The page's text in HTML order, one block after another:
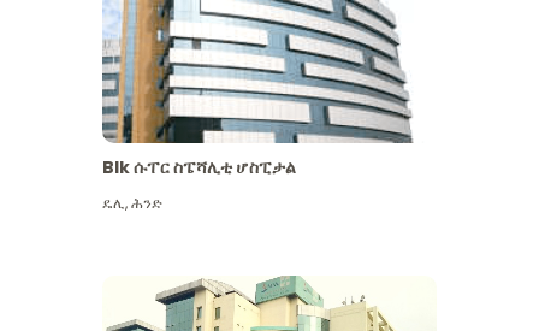
Blk ሱፐር ስፔሻሊቲ ሆስፒታል
ዴሊ,ሕንድ